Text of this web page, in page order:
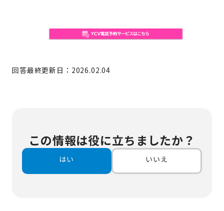
回答最終更新日：2026.02.04
この情報は役に立ちましたか？
はい いいえ